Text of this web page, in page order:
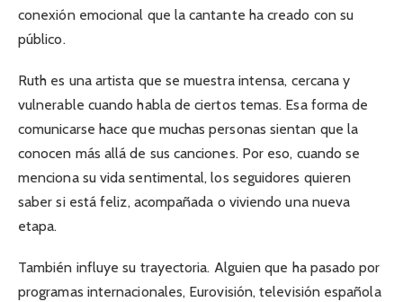
conexión emocional que la cantante ha creado con su
público.
Ruth es una artista que se muestra intensa, cercana y
vulnerable cuando habla de ciertos temas. Esa forma de
comunicarse hace que muchas personas sientan que la
conocen más allá de sus canciones. Por eso, cuando se
menciona su vida sentimental, los seguidores quieren
saber si está feliz, acompañada o viviendo una nueva
etapa.
También influye su trayectoria. Alguien que ha pasado por
programas internacionales, Eurovisión, televisión española